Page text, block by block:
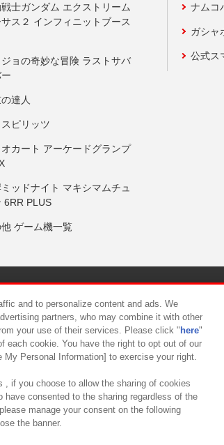
士ガンダム エクストリーム
ス２ インフィニットブース
ョの奇妙な冒険 ラストサバ
達人
ピリッツ
カート アーケードグランプ
ッドナイト マキシマムチュ
6RR PLUS
ゲーム機一覧
ナムコ
ガシャ
公式ス
について カスタマーハラスメント対応方針
and to personalize content and ads. We
partners, who may combine it with other
your use of their services. Please click " here"
each cookie. You have the right to opt out of our
Personal Information] to exercise your right.
, if you choose to allow the sharing of cookies
have consented to the sharing regardless of the
manage your consent on the following
the banner.